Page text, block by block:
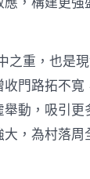
之重，也是
門路拓不寬
動，吸引
，為村落周